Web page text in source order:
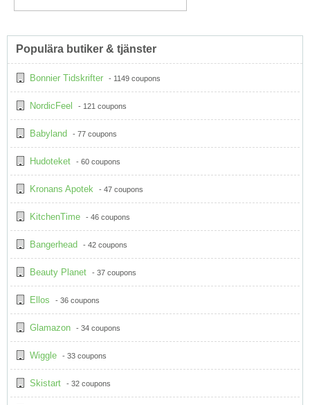
Populära butiker & tjänster
Bonnier Tidskrifter - 1149 coupons
NordicFeel - 121 coupons
Babyland - 77 coupons
Hudoteket - 60 coupons
Kronans Apotek - 47 coupons
KitchenTime - 46 coupons
Bangerhead - 42 coupons
Beauty Planet - 37 coupons
Ellos - 36 coupons
Glamazon - 34 coupons
Wiggle - 33 coupons
Skistart - 32 coupons